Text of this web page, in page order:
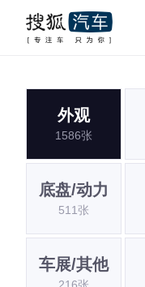
外观
1586张
底盘/动力
511张
车展/其他